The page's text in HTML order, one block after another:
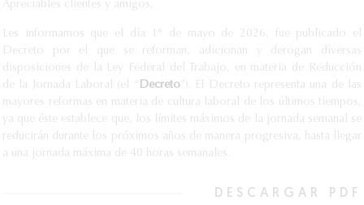
Apreciables clientes y amigos,
Les informamos que el día 1° de mayo de 2026, fue publicado el
Decreto por el que se reforman, adicionan y derogan diversas
disposiciones de la Ley Federal del Trabajo, en materia de Reducción
de la Jornada Laboral (el “
Decreto”). El Decreto representa una de las
mayores reformas en materia de cultura laboral de los últimos tiempos,
ya que éste establece que, los límites máximos de la jornada semanal se
reducirán durante los próximos años de manera progresiva, hasta llegar
a una jornada máxima de 40 horas semanales.
DESCARGAR PDF